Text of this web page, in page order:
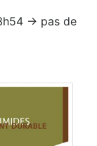
→ pas de